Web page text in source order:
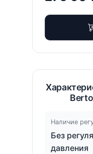
Наличие
Без
давления